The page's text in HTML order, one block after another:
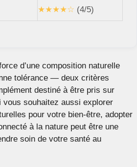
★★★★☆ (4/5)
d’une composition naturelle
tolérance — deux critères
destiné à être pris sur
vous souhaitez aussi explorer
pour votre bien-être, adopter
à la nature peut être une
soin de votre santé au